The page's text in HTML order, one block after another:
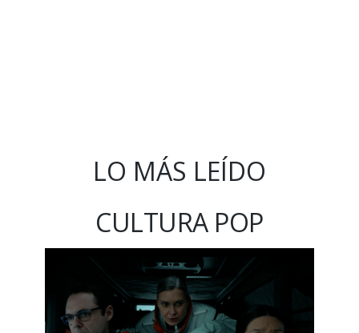
LO MÁS LEÍDO
CULTURA POP